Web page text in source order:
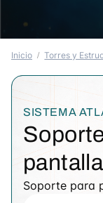
Inicio Torres y
SISTEMA
Soporte para